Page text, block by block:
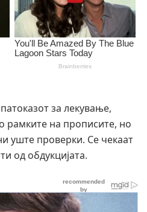
за лекување,
рамките на прописите, но
уште проверки. Се чекаат
од обдукцијата.